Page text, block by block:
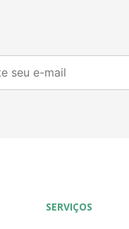
SERVIÇOS